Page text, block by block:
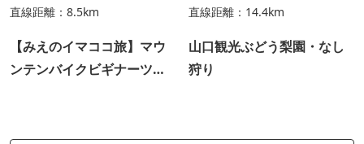
直線距離：8.5km
【みえのイマココ旅】マウ
ンテンバイクビギナーツア
直線距離：14.4km
山口観光ぶどう梨園・なし
狩り